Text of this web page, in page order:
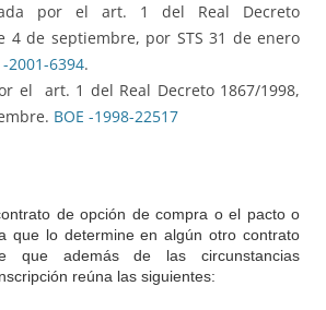
por el art. 1 del Real Decreto
4 de septiembre, por STS 31 de enero
-2001-6394.
el art. 1 del Real Decreto 1867/1998,
BOE -1998-22517
de opción de compra o el pacto o
que lo determine en algún otro contrato
que además de las circunstancias
reúna las siguientes: